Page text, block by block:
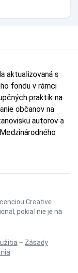
aktualizovaná s
fondu v rámci
praktík na
občanov na
autorov a
Creative
, pokiaľ nie je na
– Zásady